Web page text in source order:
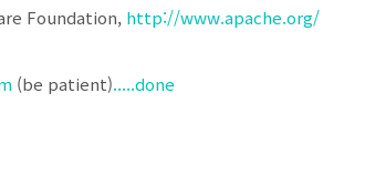
Foundation, http://www.apache.org/
(be patient).....done